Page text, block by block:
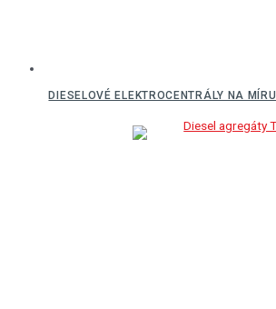
DIESELOVÉ ELEKTROCENTRÁLY NA MÍRU